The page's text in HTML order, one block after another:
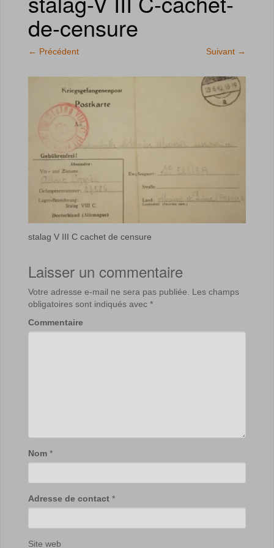
de-censure
← Précédent Suivant →
stalag V III C cachet de censure
Laisser un commentaire
Votre adresse e-mail ne sera pas publiée. Les champs
obligatoires sont indiqués avec *
Commentaire
Nom *
Adresse de contact *
Site web